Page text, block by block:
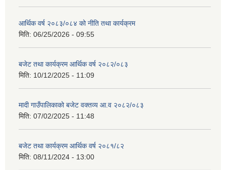
आर्थिक वर्ष २०८३/०८४ को नीति तथा कार्यक्रम
मिति: 06/25/2026 - 09:55
बजेट तथा कार्यक्रम आर्थिक वर्ष २०८२/०८३
मिति: 10/12/2025 - 11:09
मादी गाउँपालिकाको बजेट वक्तव्य आ.व २०८२/०८३
मिति: 07/02/2025 - 11:48
बजेट तथा कार्यक्रम आर्थिक वर्ष २०८१/८२
मिति: 08/11/2024 - 13:00